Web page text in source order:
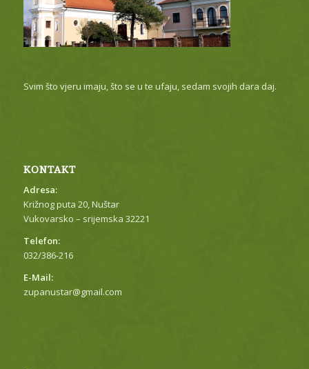
Svim što vjeru imaju, što se u te ufaju, sedam svojih dara daj.
KONTAKT
Adresa:
Križnog puta 20, Nuštar
Vukovarsko – srijemska 32221
Telefon:
032/386-216
E-Mail:
zupanustar@gmail.com